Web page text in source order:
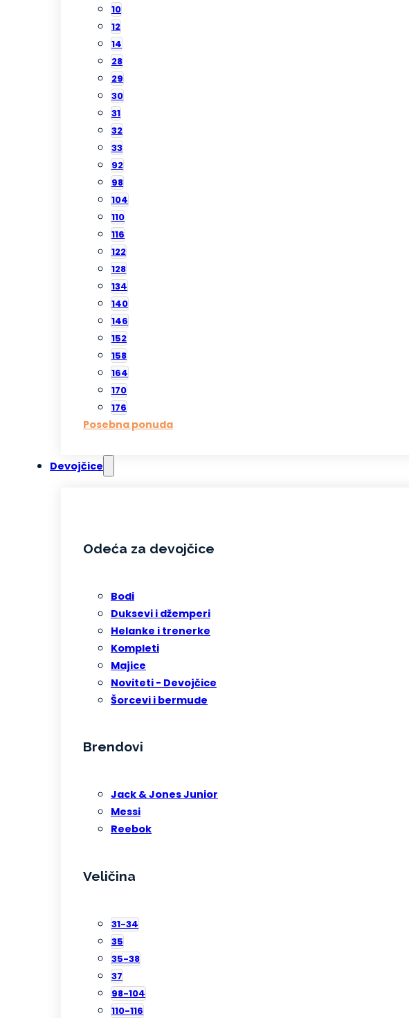
10
12
14
28
29
30
31
32
33
92
98
104
110
116
122
128
134
140
146
152
158
164
170
176
Posebna ponuda
Devojčice
Odeća za devojčice
Bodi
Duksevi i džemperi
Helanke i trenerke
Kompleti
Majice
Noviteti - Devojčice
Šorcevi i bermude
Brendovi
Jack & Jones Junior
Messi
Reebok
Veličina
31-34
35
35-38
37
98-104
110-116